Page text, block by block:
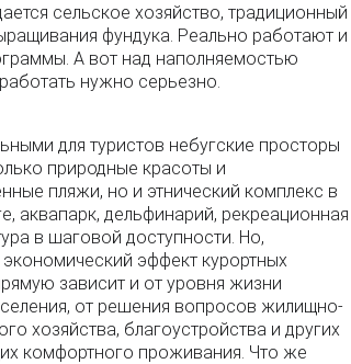
сельское хозяйство, традиционный
фундука. Реально работают и
А вот над наполняемостью
нужно серьезно.
для туристов небугские просторы
природные красоты и
пляжи, но и этнический комплекс в
аквапарк, дельфинарий, рекреационная
в шаговой доступности. Но,
эффект курортных
зависит и от уровня жизни
от решения вопросов жилищно-
хозяйства, благоустройства и других
комфортного проживания. Что же